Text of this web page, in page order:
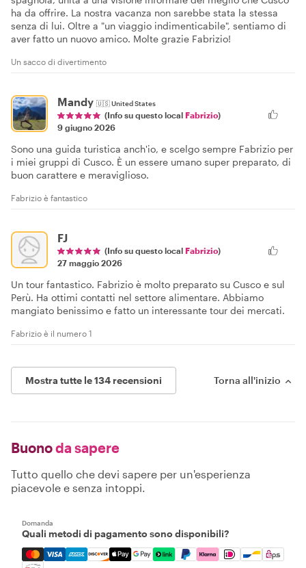
ha da offrire. La nostra vacanza non sarebbe stata la stessa
senza di lui. Oltre a "un viaggio indimenticabile", sentiamo di
aver fatto un nuovo amico. Molte grazie Fabrizio!
Un sacco di divertimento
Mandy 🇺🇸United States
(Info su questo local Fabrizio)
9 giugno 2026
Sono una guida turistica anch'io, e scelgo sempre Fabrizio per
i miei gruppi di Cusco. È un essere umano super preparato, di
buon carattere e meraviglioso.
Fabrizio è fantastico
FJ
(Info su questo local Fabrizio)
27 maggio 2026
Un tour fantastico. Fabrizio è molto preparato su Cusco e sul
Perù. Ha ottimi contatti nel settore alimentare. Abbiamo
mangiato benissimo e fatto un interessante tour dei mercati.
Fabrizio è il numero 1
Mostra tutte le 134 recensioni Torna all'inizio
Buonoda sapere
Tutto quello che devi sapere per un'esperienza
piacevole e senza intoppi.
Domanda
Quali metodi di pagamento sono disponibili?
Mastercard, Visa, Amex, Discover, Apple Pay, Google